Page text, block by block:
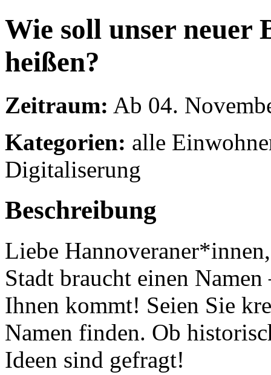
Wie soll unser neuer
heißen?
Zeitraum: Ab 04.
Kategorien: alle
Digitaliserung
Beschreibung
Liebe
Stadt braucht einen
Ihnen kommt! Seien Sie
Namen finden. Ob
Ideen sind gefragt!